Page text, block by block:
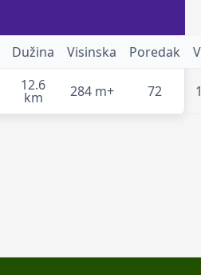
Dužina Visinska Poredak
12.6
km 284 m+ 72